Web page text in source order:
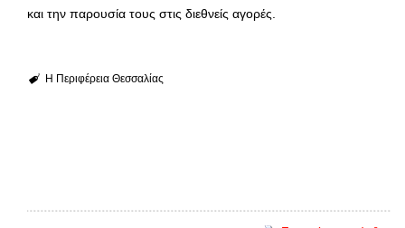
και την παρουσία τους στις διεθνείς αγορές.
Η Περιφέρεια Θεσσαλίας